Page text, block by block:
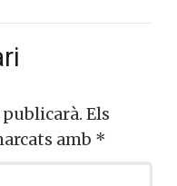
publicarà. Els
amb *